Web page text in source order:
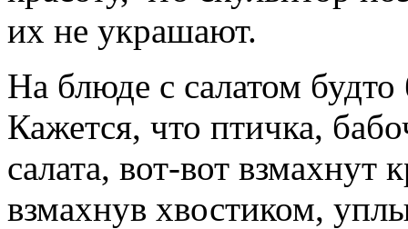
их не украшают.
На блюде с салатом
Кажется, что птичка,
салата, вот-вот
взмахнув хвостиком,